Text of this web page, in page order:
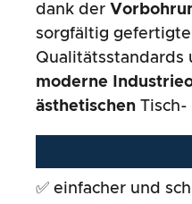
dank der
sorgfältig
Qualitätsstandards
moderne
ästhetischen
✅ einfacher und